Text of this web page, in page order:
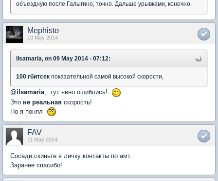
объездную после Галыгино, точно. Дальше урывками, конечно.
Mephisto
10 May 2014
ilsamaria, on 09 May 2014 - 07:12:
100 гбитсек показательной самой высокой скорости,
@ilsamaria, тут явно ошиблись!
Это не реальная скорость!
Но я понял
FAV
11 May 2014
Соседи,скиньте в личку контакты по амт.
Заранее спасибо!